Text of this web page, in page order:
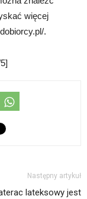
więcej
.
Następny artykuł
lateksowy jest